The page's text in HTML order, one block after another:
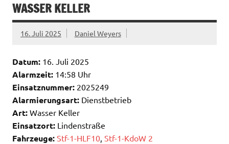
WASSER KELLER
16. Juli 2025 Daniel Weyers
Datum: 16. Juli 2025
Alarmzeit: 14:58 Uhr
Einsatznummer: 2025249
Alarmierungsart: Dienstbetrieb
Art: Wasser Keller
Einsatzort: Lindenstraße
Fahrzeuge: Stf-1-HLF10 Stf-1-KdoW 2